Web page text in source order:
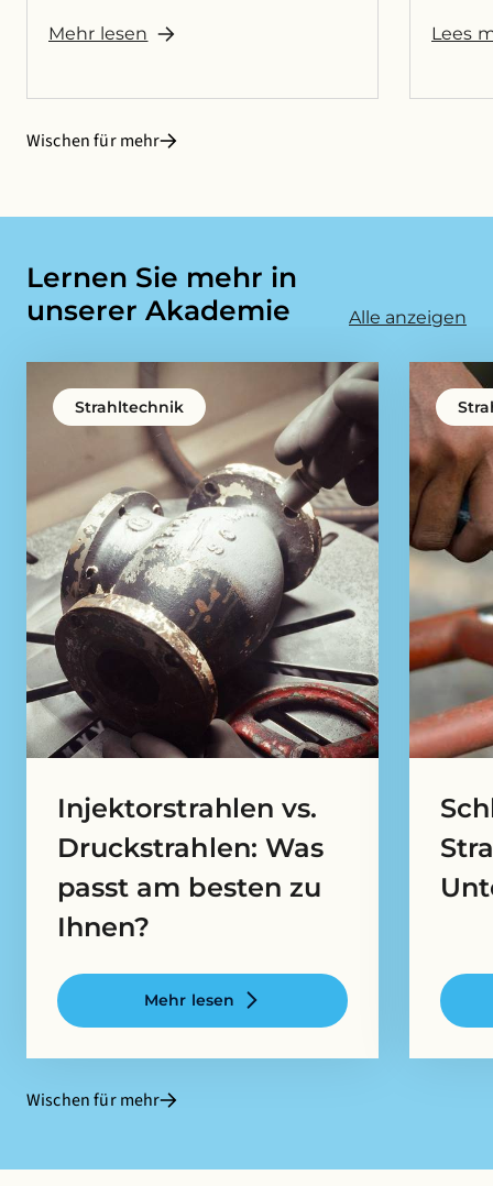
Mehr lesen Lees
Wischen für mehr
Lernen Sie mehr in
unserer Akademie
Alle anzeigen
Strahltechnik
Injektorstrahlen vs.
Druckstrahlen: Was
passt am besten zu
Ihnen?
Mehr lesen
Wischen für mehr